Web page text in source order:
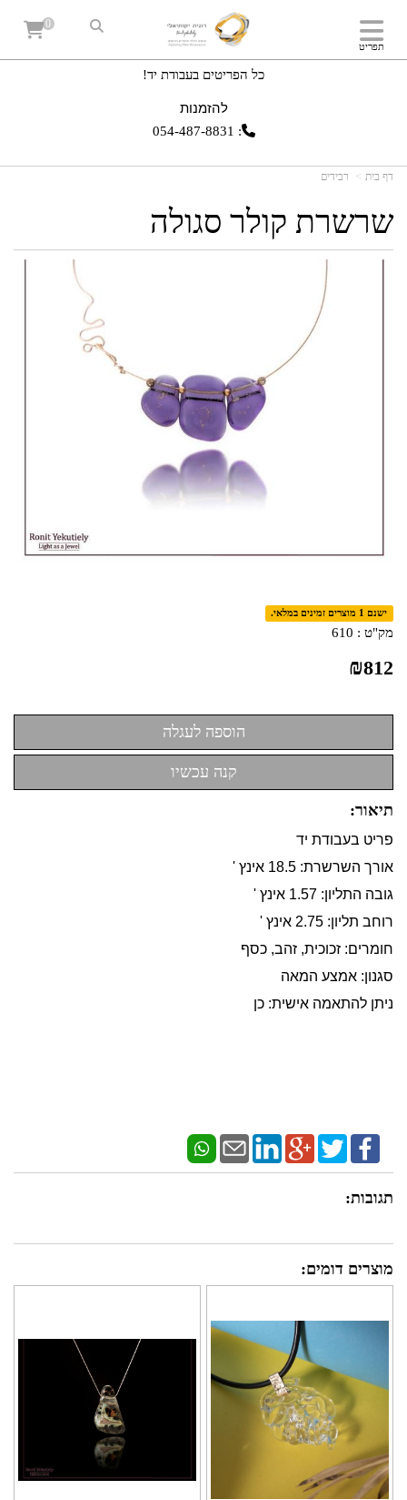
כל הפריטים בעבודת יד!
להזמנות
:
054-487-8831
תפריט
0
דף בית רבידים
שרשרת קולר סגולה
ישנם 1 מוצרים זמינים במלאי.
מק"ט : 610
₪812
תיאור:
פריט בעבודת יד
אורך השרשרת: 18.5 אינץ '
גובה התליון: 1.57 אינץ '
רוחב תליון: 2.75 אינץ '
חומרים: זכוכית, זהב, כסף
סגנון: אמצע המאה
ניתן להתאמה אישית: כן
תגובות:
מוצרים דומים: